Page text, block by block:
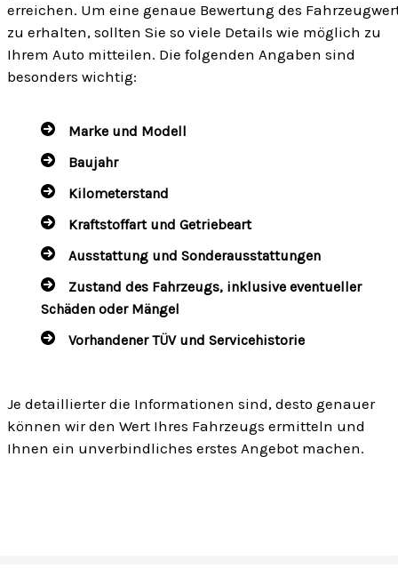
erreichen. Um eine genaue Bewertung des
zu erhalten, sollten Sie so viele Details wie möglich zu
Ihrem Auto mitteilen. Die folgenden Angaben sind
besonders wichtig:
Marke und Modell
Baujahr
Kilometerstand
Kraftstoffart und Getriebeart
Ausstattung und Sonderausstattungen
Zustand des Fahrzeugs, inklusive eventueller
Schäden oder Mängel
Vorhandener TÜV und Servicehistorie
Je detaillierter die Informationen sind, desto genauer
können wir den Wert Ihres Fahrzeugs ermitteln und
Ihnen ein unverbindliches erstes Angebot machen.